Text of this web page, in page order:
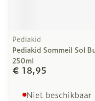
Pediakid
Pediakid Sommeil Sol
250ml
€ 18,95
Niet beschikbaar